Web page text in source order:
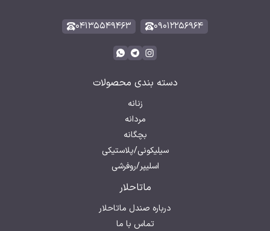
۰۹۰۱۲۲۵۶۹۶۴ ۰۴۱۳۵۵۴۹۴۶۳
دسته بندی محصولات
زنانه
مردانه
بچگانه
سیلیکونی/پلاستیکی
اسلیپر/روفرشی
ماتاحلار
درباره صندل ماتاحلار
تماس با ما